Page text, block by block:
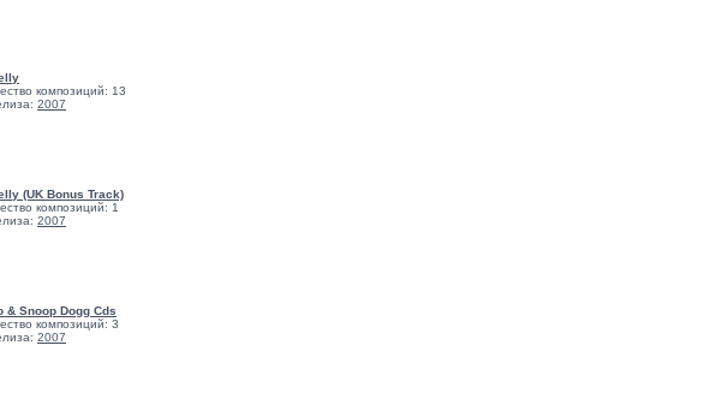
композиций: 13
2007
(UK Bonus Track)
композиций: 1
2007
& Snoop Dogg Cds
композиций: 3
2007